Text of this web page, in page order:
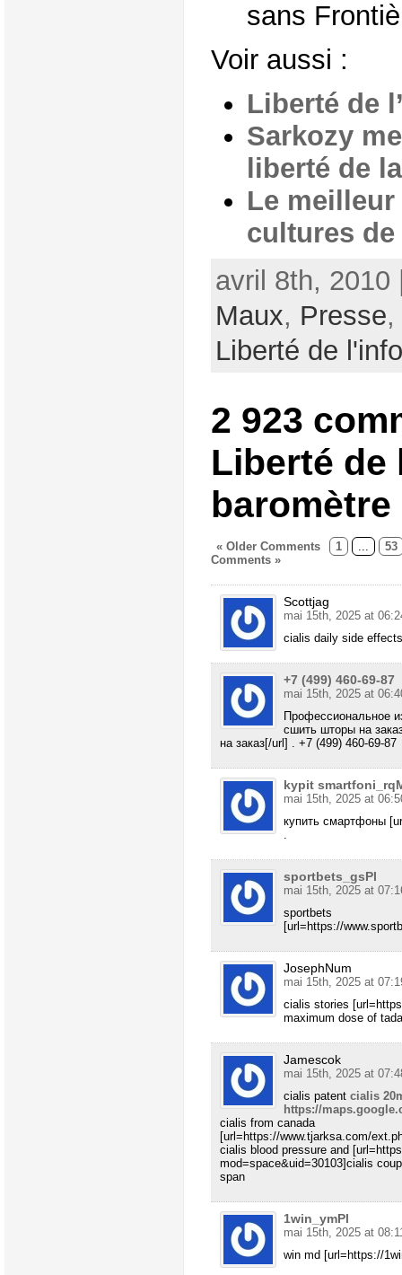
sans
Voir aussi :
Liberté de
Sarkozy
liberté de
Le
cultures
avril 8th, 2010
Maux, Presse,
Liberté de
2 923
Liberté de
baromètre
« Older Comments 1 ...
53
Comments »
Scottjag
mai 15th, 2025 at
cialis daily side
+7 (499) 460-69-87
mai 15th, 2025 at
Профессиональное
сшить шторы на
на заказ[/url] . +7 (499) 460-69-87
kypit
mai 15th, 2025 at
купить смартфоны
.
sportbets_gsPl
mai 15th, 2025 at
sportbets
[url=https://
JosephNum
mai 15th, 2025 at
cialis stories
maximum dose of
Jamescok
mai 15th, 2025 at
cialis patent cialis
https://
cialis from canada
[url=https://www.tjarksa.com/
cialis blood pressure and
mod=space&uid=30103]cialis
span
1win_ymPl
mai 15th, 2025 at
win md [url=https://